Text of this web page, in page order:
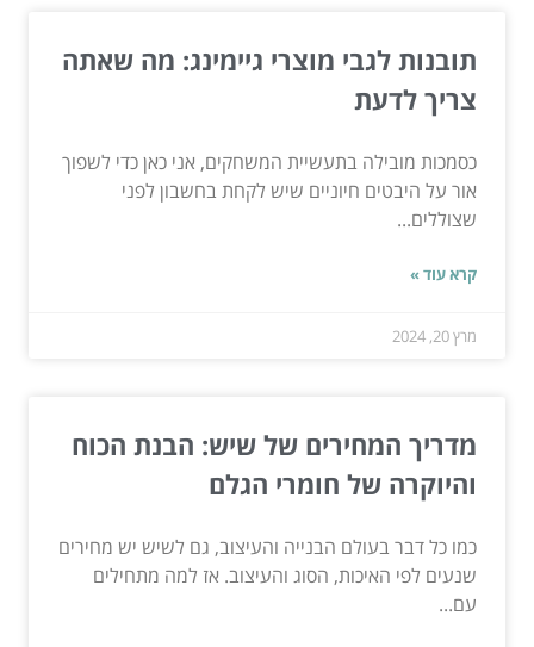
תובנות לגבי מוצרי גיימינג: מה שאתה
צריך לדעת
כסמכות מובילה בתעשיית המשחקים, אני כאן כדי לשפוך
אור על היבטים חיוניים שיש לקחת בחשבון לפני
שצוללים...
קרא עוד »
מרץ 20, 2024
מדריך המחירים של שיש: הבנת הכוח
והיוקרה של חומרי הגלם
כמו כל דבר בעולם הבנייה והעיצוב, גם לשיש יש מחירים
שנעים לפי האיכות, הסוג והעיצוב. אז למה מתחילים
עם...